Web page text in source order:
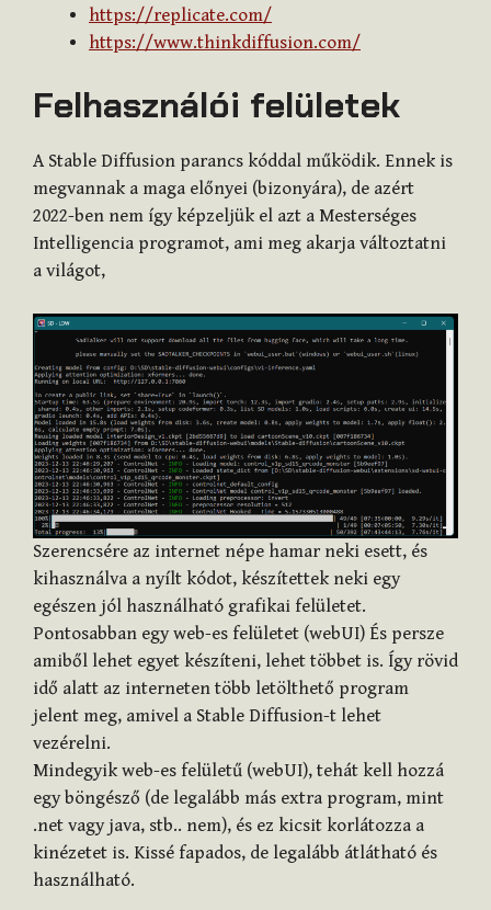
https://replicate.com/
https://www.thinkdiffusion.com/
Felhasználói felületek
A Stable Diffusion parancs kóddal működik. Ennek is
megvannak a maga előnyei (bizonyára), de azért
2022-ben nem így képzeljük el azt a Mesterséges
Intelligencia programot, ami meg akarja változtatni
a világot,
Szerencsére az internet népe hamar neki esett, és
kihasználva a nyílt kódot, készítettek neki egy
egészen jól használható grafikai felületet.
Pontosabban egy web-es felületet (webUI) És persze
amiből lehet egyet készíteni, lehet többet is. Így rövid
idő alatt az interneten több letölthető program
jelent meg, amivel a Stable Diffusion-t lehet
vezérelni.
Mindegyik web-es felületű (webUI), tehát kell hozzá
egy böngésző (de legalább más extra program, mint
.net vagy java, stb.. nem), és ez kicsit korlátozza a
kinézetet is. Kissé fapados, de legalább átlátható és
használható.